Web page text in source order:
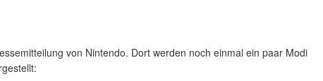
von Nintendo. Dort werden noch einmal ein paar Modi